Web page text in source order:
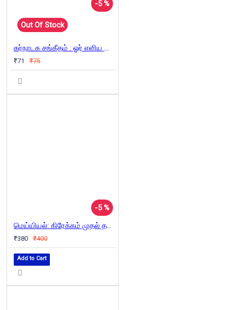
-5 %
Out Of Stock
கர்நாடக சங்கீதம் : ஓர் எளிய அறிமுகம்
₹71 ₹75
-5 %
மெய்யியல்: கிரேக்கம் முதல் தற்காலம் வரை
₹380 ₹400
Add to Cart